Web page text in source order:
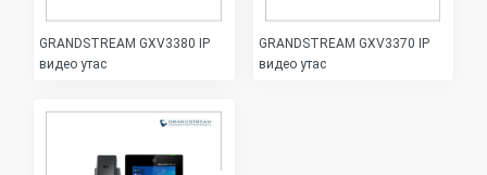
GRANDSTREAM GXV3380 IP
видео утас
GRANDSTREAM GXV3370 IP
видео утас